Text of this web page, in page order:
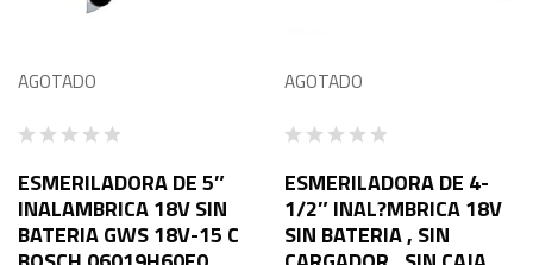
AGOTADO
ESMERILADORA DE 5″
INALAMBRICA 18V SIN
BATERIA GWS 18V-15 C
AGOTADO
ESMERILADORA DE 4-
1/2″ INAL?MBRICA 18V
SIN BATERIA , SIN